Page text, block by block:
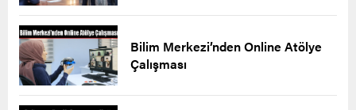
Bilim Merkezi’nden Online Atölye
Çalışması